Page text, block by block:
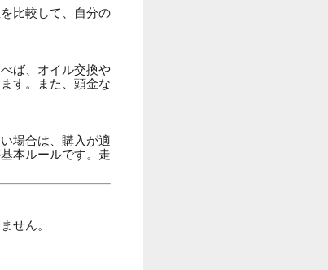
比較して、自分の
ば、オイル交換や
す。また、頭金な
場合は、購入が適
本ルールです。走
せん。